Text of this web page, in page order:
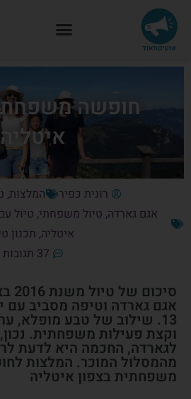
חופשה
איטליה
רונית כפיר המלצות,
אגם גארדה, טיול משפחתי, טיול
איטליה, תכנון
37 תגובות
13. שילוב של טבע מופלא,
וקצת פעילות משפחתית.
לגארדה, החכמה היא לדעת
מהמסלול המוכר. המלצות
משפחתית בצפון איטליה